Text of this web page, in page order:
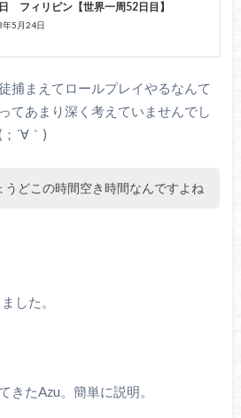
フィリピン【世界一周52日目】
5月24日
捕まえてロールプレイやるなんて
てあまり深く考えていませんでし
´∀｀)
うどこの時間空き時間なんですよね
した。
きたAzu。簡単に説明。